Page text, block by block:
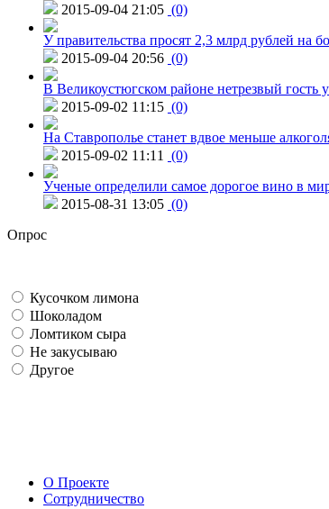
2015-09-04 21:05 (0)
У правительства просят 2,3 млрд рублей на
2015-09-04 20:56 (0)
В Великоустюгском районе нетрезвый
2015-09-02 11:15 (0)
На Ставрополье станет вдвое меньше
2015-09-02 11:11
(0)
Ученые определили самое дорогое вино в
2015-08-31 13:05 (0)
Опрос
Кусочком лимона
Шоколадом
Ломтиком сыра
Не закусываю
Другое
О Проекте
Сотрудничество